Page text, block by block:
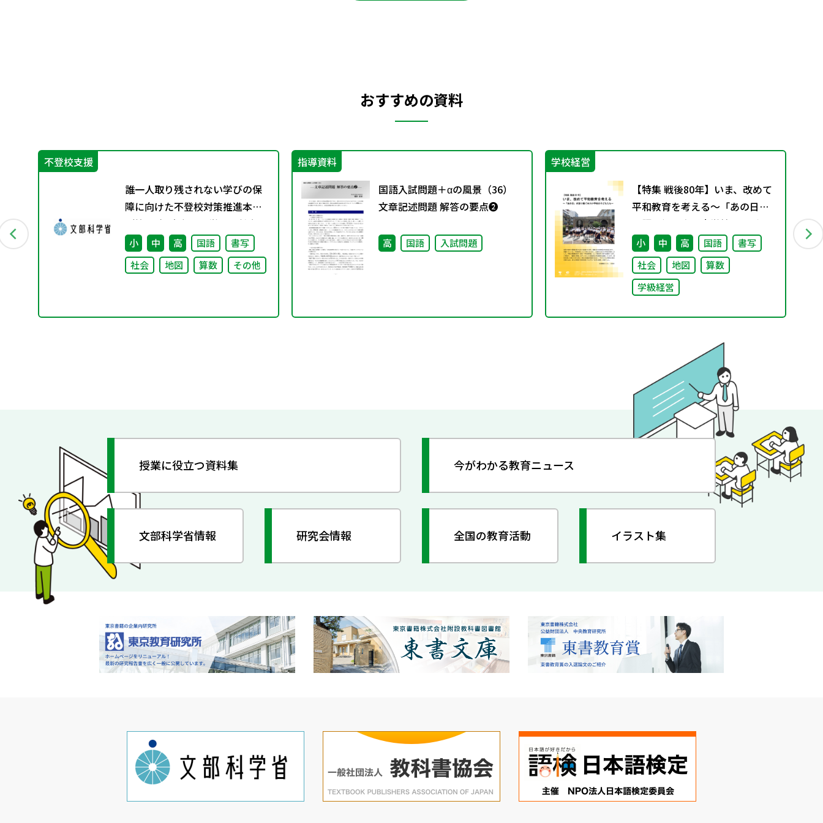
おすすめの資料
不登校支援
誰一人取り残されない学びの保
障に向けた不登校対策推進本部
（第4回）安心して学べる魅力あ
る学校づくりの推進に向けた方
向性等について議論
小 中 高 国語
書写
社会
地図 算数 その他
指導資料
国語入試問題＋αの風景（36）
文章記述問題 解答の要点❷
高 国語 入試問題
学校経営
【特集 戦後80年】いま、改めて
平和教育を考える〜「あの日」
を語り継ぐ本川小学校の子ども
たち〜
小 中 高 国語
書写
社会
地図
算数
学級経営
授業に役立つ資料集 今がわかる教育ニュース
文部科学省情報 研究会情報 全国の教育活動 イラスト集